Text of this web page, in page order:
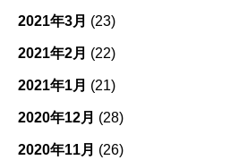
2021年3月 (23)
2021年2月 (22)
2021年1月 (21)
2020年12月 (28)
2020年11月 (26)